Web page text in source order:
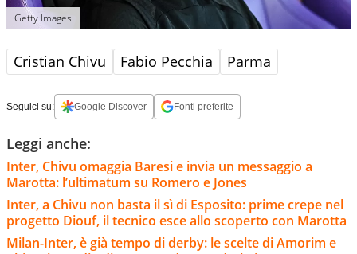
Getty Images
Cristian Chivu Fabio Pecchia Parma
Seguici su: Google Discover Fonti preferite
Leggi anche:
Inter, Chivu omaggia Baresi e invia un messaggio a
Marotta: l’ultimatum su Romero e Jones
Inter, a Chivu non basta il sì di Esposito: prime crepe nel
progetto Diouf, il tecnico esce allo scoperto con Marotta
Milan-Inter, è già tempo di derby: le scelte di Amorim e